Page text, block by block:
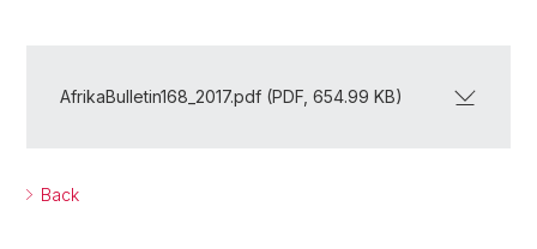
AfrikaBulletin168_2017.pdf (PDF, 654.99 KB)
Back